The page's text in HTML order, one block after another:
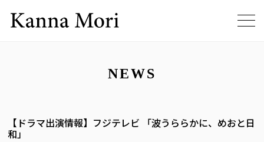
NEWS
【ドラマ出演情報】フジテレビ 「波うららかに、めおと日
和」